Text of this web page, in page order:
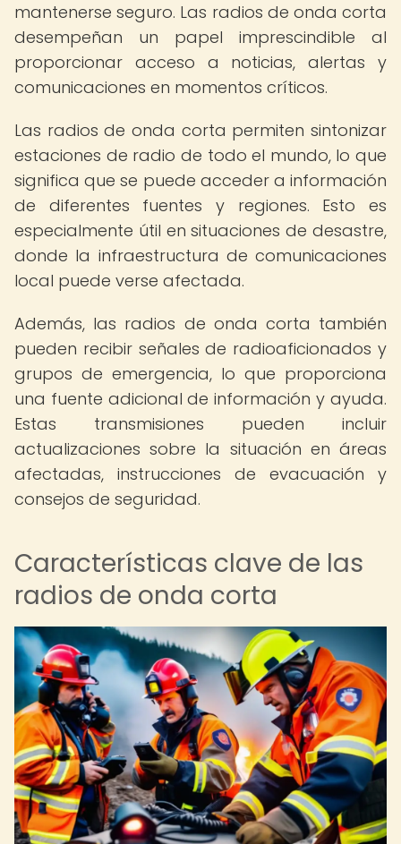
mantenerse seguro. Las radios de onda corta
desempeñan un papel imprescindible al
proporcionar acceso a noticias, alertas y
comunicaciones en momentos críticos.
Las radios de onda corta permiten sintonizar
estaciones de radio de todo el mundo, lo que
significa que se puede acceder a información
de diferentes fuentes y regiones. Esto es
especialmente útil en situaciones de desastre,
donde la infraestructura de comunicaciones
local puede verse afectada.
Además, las radios de onda corta también
pueden recibir señales de radioaficionados y
grupos de emergencia, lo que proporciona
una fuente adicional de información y ayuda.
Estas transmisiones pueden incluir
actualizaciones sobre la situación en áreas
afectadas, instrucciones de evacuación y
consejos de seguridad.
Características clave de las
radios de onda corta